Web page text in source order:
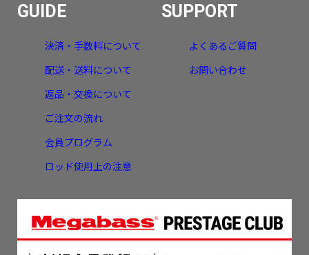
GUIDE
決済・手数料について
配送・送料について
返品・交換について
ご注文の流れ
会員プログラム
ロッド使用上の注意
SUPPORT
よくあるご質問
お問い合わせ